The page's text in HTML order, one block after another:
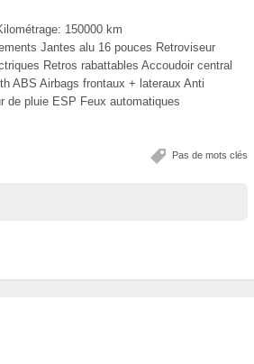
150000 km
Jantes alu 16 pouces Retroviseur
Retros rabattables Accoudoir central
ABS Airbags frontaux + lateraux Anti
de pluie ESP Feux automatiques
Pas de mots clés